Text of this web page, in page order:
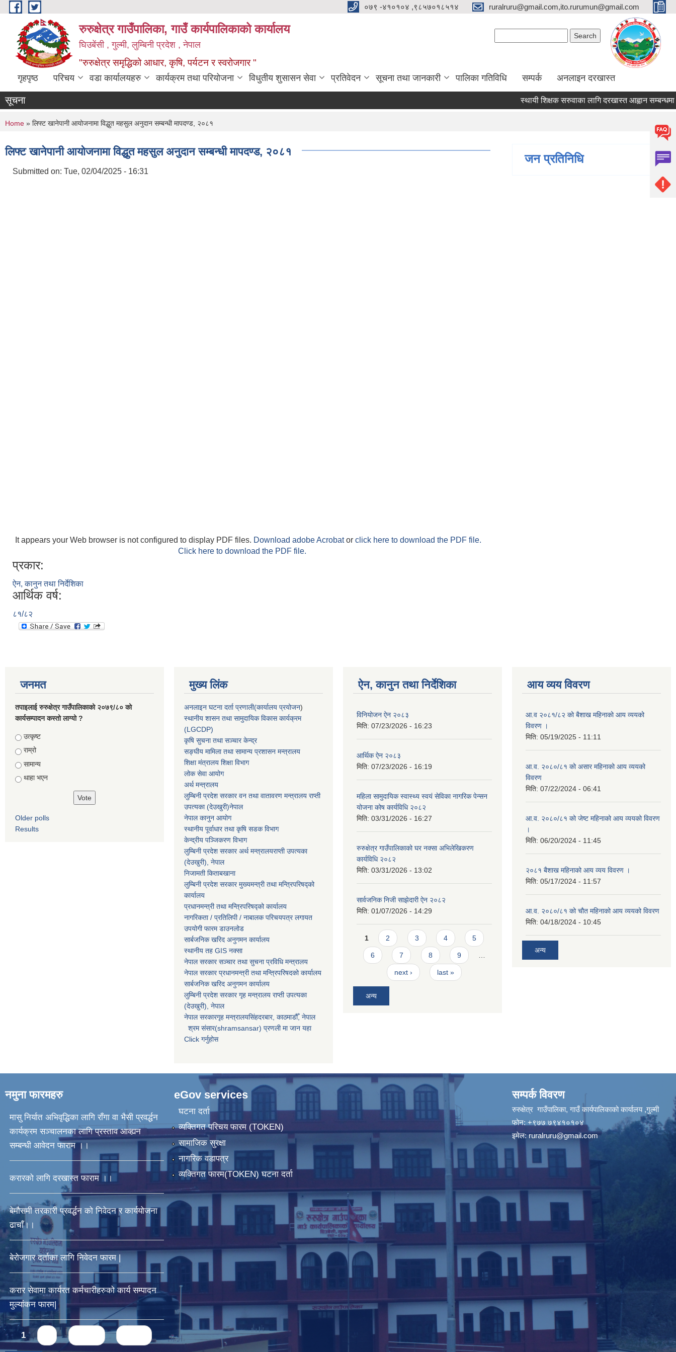
Skip to main content ०७९ -४१०१०४ ,९८५७०१८५१४ ruralruru@gmail.com,ito.rurumun@gmail.com
रुरुक्षेत्र गाउँपालिका, गाउँ कार्यपालिकाको कार्यालय
घिउबेंसी , गुल्मी, लुम्बिनी प्रदेश , नेपाल
"रुरुक्षेत्र समृद्धिको आधार, कृषि, पर्यटन र स्वरोजगार "
गृहपृष्ठ परिचय वडा कार्यालयहरु कार्यक्रम तथा परियोजना विधुतीय शुसासन सेवा प्रतिवेदन सूचना तथा जानकारी पालिका गतिविधि सम्पर्क अनलाइन दरखास्त
सूचना स्थायी शिक्षक सरुवाका लागि दरखास्त आह्वान सम्बन्धमा।
You are here
Home » लिफ्ट खानेपानी आयोजनामा विद्धुत महसुल अनुदान सम्बन्धी मापदण्ड, २०८१
लिफ्ट खानेपानी आयोजनामा विद्धुत महसुल अनुदान सम्बन्धी मापदण्ड, २०८१
Submitted on: Tue, 02/04/2025 - 16:31
It appears your Web browser is not configured to display PDF files. Download adobe Acrobator click here to download the PDF file.
Click here to download the PDF file.
प्रकार:
ऐन, कानुन तथा निर्देशिका
आर्थिक वर्ष:
८१/८२
जन प्रतिनिधि
जनमत
तपाइलाई रुरुक्षेत्र गाउँपालिकाको २०७९/८० को
कार्यसम्पादन कस्तो लाग्यो ?
Choices
उत्कृष्ट
राम्रो
सामान्य
थाहा भएन
Older polls
Results
मुख्य लिंक
अनलाइन घटना दर्ता प्रणाली(कार्यालय प्रयोजन)
स्थानीय शासन तथा सामुदायिक विकास कार्यक्रम
(LGCDP)
कृषि सुचना तथा सञ्चार केन्द्र
सङ्घीय मामिला तथा सामान्य प्रशासन मन्त्रालय
शिक्षा मंत्रालय शिक्षा विभाग
लोक सेवा आयोग
अर्थ मन्त्रालय
लुम्बिनी प्रदेश सरकार वन तथा वातावरण मन्त्रालय राप्ती
उपत्यका (देउखुरी)नेपाल
नेपाल कानुन आयोग
स्थानीय पूर्वाधार तथा कृषि सडक विभाग
केन्द्रीय पञ्जिकरण विभाग
लुम्बिनी प्रदेश सरकार अर्थ मन्त्रालयराप्ती उपत्यका
(देउखुरी), नेपाल
निजामती किताबखाना
लुम्बिनी प्रदेश सरकार मुख्यमन्त्री तथा मन्त्रिपरिषद्को
कार्यालय
प्रधानमन्त्री तथा मन्त्रिपरिषद्को कार्यालय
नागरिकता / प्रतिलिपी / नाबालक परिचयपत्र लगायत
उपयोगी फारम डाउनलोड
सार्बजनिक खरिद अनुगमन कार्यालय
स्थानीय तह GIS नक्सा
नेपाल सरकारसञ्चार तथा सुचना प्रविधि मन्त्रालय
नेपाल सरकार प्रधानमन्त्री तथा मन्त्रिपरिषदको कार्यालय
सार्बजनिक खरिद अनुगमन कार्यालय
लुम्बिनी प्रदेश सरकार गृह मन्त्रालय राप्ती उपत्यका
(देउखुरी), नेपाल
नेपाल सरकारगृह मन्त्रालयसिंहदरबार, काठमाडौँ, नेपाल
श्रम संसार(shramsansar) प्रणली मा जान यहा
Click गर्नुहोस
ऐन, कानुन तथा निर्देशिका
विनियोजन ऐन २०८३
मिति: 07/23/2026 - 16:23
आर्थिक ऐन २०८३
मिति: 07/23/2026 - 16:19
महिला सामुदायिक स्वास्थ्य स्वयं सेविका नागरिक पेन्सन
योजना कोष कार्यविधि २०८२
मिति: 03/31/2026 - 16:27
रुरुक्षेत्र गाउँपालिकाको घर नक्सा अभिलेखिकरण
कार्यविधि २०८२
मिति: 03/31/2026 - 13:02
सार्वजनिक निजी साझेदारी ऐन २०८२
मिति: 01/07/2026 - 14:29
Pages
1 2 3 4 5
6 7 8 9
next › last »
अन्य
आय व्यय विवरण
आ.व २०८१/८२ को बैशाख महिनाको आय व्ययको
विवरण ।
मिति: 05/19/2025 - 11:11
आ.व. २०८०/८१ को असार महिनाको आय व्ययको
विवरण
मिति: 07/22/2024 - 06:41
आ.व. २०८०/८१ को जेष्ट महिनाको आय व्ययको विवरण
।
मिति: 06/20/2024 - 11:45
२०८१ बैशाख महिनाको आय व्यय विवरण ।
मिति: 05/17/2024 - 11:57
आ.व. २०८०/८१ को चौत महिनाको आय व्ययको विवरण
मिति: 04/18/2024 - 10:45
अन्य
नमुना फारमहरु
मासु निर्यात अभिवृद्धिका लागि राँगा वा भैसी प्रवर्द्धन
कार्यक्रम सञ्चालनका लागि प्रस्ताव आव्ह्यन
सम्बन्धी आवेदन फाराम ।।
करारको लागि दरखास्त फाराम ।।
बेमौसमी तरकारी प्रवर्द्धन को निवेदन र कार्ययोजना
ढाचाँ।।
बेरोजगार दर्ताका लागि निवेदन फारम |
करार सेवामा कार्यरत कर्मचारीहरुको कार्य सम्पादन
मुल्यांकन फारम|
Pages
1
eGov services
घटना दर्ता
व्यक्तिगत परिचय फारम (TOKEN)
सामाजिक सुरक्षा
नागरिक वडापत्र
व्यक्तिगत फारम(TOKEN) घटना दर्ता
सम्पर्क विवरण
रुरुक्षेत्र गाउँपालिका, गाउँ कार्यपालिकाको कार्यालय ,गुल्मी
फोन: +९७७ ७९४१०१०४
इमेल:ruralruru@gmail.com